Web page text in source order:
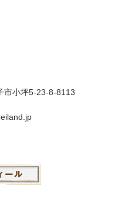
小坪5-23-8-8113